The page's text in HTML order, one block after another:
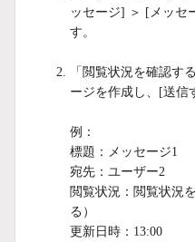
ッセージ] ＞ [メッセ
す。
「閲覧状況を確認す
ージを作成し、[送信
例：
標題：メッセージ1
宛先：ユーザー2
閲覧状況：閲覧状況
る）
更新日時：13:00